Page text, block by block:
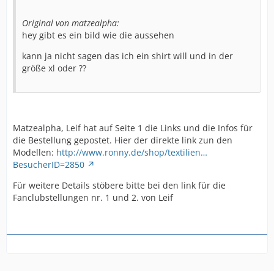
Original von matzealpha:
hey gibt es ein bild wie die aussehen
kann ja nicht sagen das ich ein shirt will und in der
größe xl oder ??
Matzealpha, Leif hat auf Seite 1 die Links und die Infos für
die Bestellung gepostet. Hier der direkte link zun den
Modellen: http://www.ronny.de/shop/textilien…
BesucherID=2850
Für weitere Details stöbere bitte bei den link für die
Fanclubstellungen nr. 1 und 2. von Leif